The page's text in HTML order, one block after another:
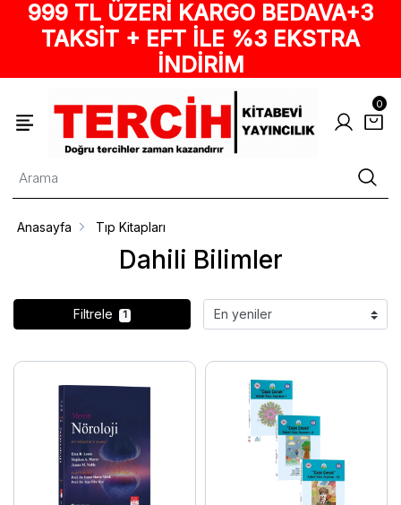
999 TL ÜZERİ KARGO BEDAVA+3
TAKSİT + EFT İLE %3 EKSTRA
İNDİRİM
0
Dahili Bilimler
Anasayfa Tıp Kitapları
Filtrele 1